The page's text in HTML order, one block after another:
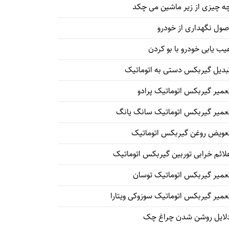
چیزی از زیر ماشین می چکد
نگهداری از خودرو
یابی خودرو با بو کردن
گیربکس دستی به اتوماتیک
گیربکس اتوماتیک پرادو
گیربکس اتوماتیک سانگ یانگ
روغن گیربکس اتوماتیک
خرابی توربین گیربکس اتوماتیک
گیربکس اتوماتیک توسان
گیربکس اتوماتیک سوزوکی ویتارا
روشن شدن چراغ چک